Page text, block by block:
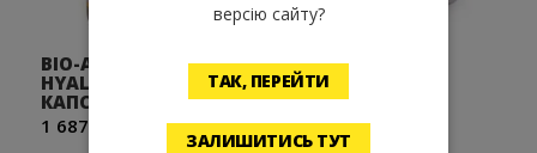
BIO-AKTIVE
HYALURONIC ACID 90
КАПС
1 687 ₴
COLLA PINK
Цена от
версію сайту?
ТАК, ПЕРЕЙТИ
ЗАЛИШИТИСЬ ТУТ